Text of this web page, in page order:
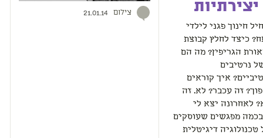
יצירתיות
חינוך פגני לילדי
כיצד לחלץ קבוצת
הגריפין? מה הם
נרטיבים
איך קוראים
זה עכבר? לא. זה
לאחרונה יצא לי
מפגשים שעוסקים
דיגיטלית
צילום 21.01.14